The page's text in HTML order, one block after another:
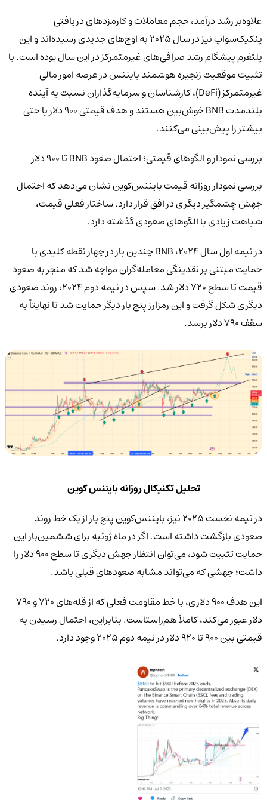
علاوه‌بر رشد درآمد، حجم معاملات و کارمزدهای دریافتی
پنکیک‌سواپ نیز در سال ۲۰۲۵ به اوج‌های جدیدی رسیده‌اند و این
پلتفرم پیشگام رشد صرافی‌های غیرمتمرکز در این سال بوده است. با
تثبیت موقعیت زنجیره هوشمند بایننس در عرصه امور مالی
غیرمتمرکز (DeFi)، کارشناسان و سرمایه‌گذاران نسبت به آینده
بلندمدت BNB خوش‌بین هستند و هدف قیمتی ۹۰۰ دلار یا حتی
بیشتر را پیش‌بینی می‌کنند.
بررسی نمودار و الگوهای قیمتی؛ احتمال صعود BNB تا ۹۰۰ دلار
بررسی نمودار روزانه قیمت بایننس‌کوین نشان می‌دهد که احتمال
جهش چشمگیر دیگری در افق قرار دارد. ساختار فعلی قیمت،
شباهت زیادی با الگوهای صعودی گذشته دارد.
در نیمه اول سال ۲۰۲۴، BNB چندین بار در چهار نقطه کلیدی با
حمایت مبتنی بر نقدینگی معامله‌گران مواجه شد که منجر به صعود
قیمت تا سطح ۷۲۰ دلار شد. سپس در نیمه دوم ۲۰۲۴، روند صعودی
دیگری شکل گرفت و این رمزارز پنج بار دیگر حمایت شد تا نهایتاً به
سقف ۷۹۰ دلار برسد.
تحلیل تکنیکال روزانه بایننس کوین
در نیمه نخست ۲۰۲۵ نیز، بایننس‌کوین پنج بار از یک خط روند
صعودی بازگشت داشته است. اگر در ماه ژوئیه برای ششمین‌بار این
حمایت تثبیت شود، می‌توان انتظار جهش دیگری تا سطح ۹۰۰ دلار را
داشت؛ جهشی که می‌تواند مشابه صعودهای قبلی باشد.
این هدف ۹۰۰ دلاری، با خط مقاومت فعلی که از قله‌های ۷۲۰ و ۷۹۰
دلار عبور می‌کند، کاملاً هم‌راستاست. بنابراین، احتمال رسیدن به
قیمتی بین ۹۰۰ تا ۹۲۰ دلار در نیمه دوم ۲۰۲۵ وجود دارد.